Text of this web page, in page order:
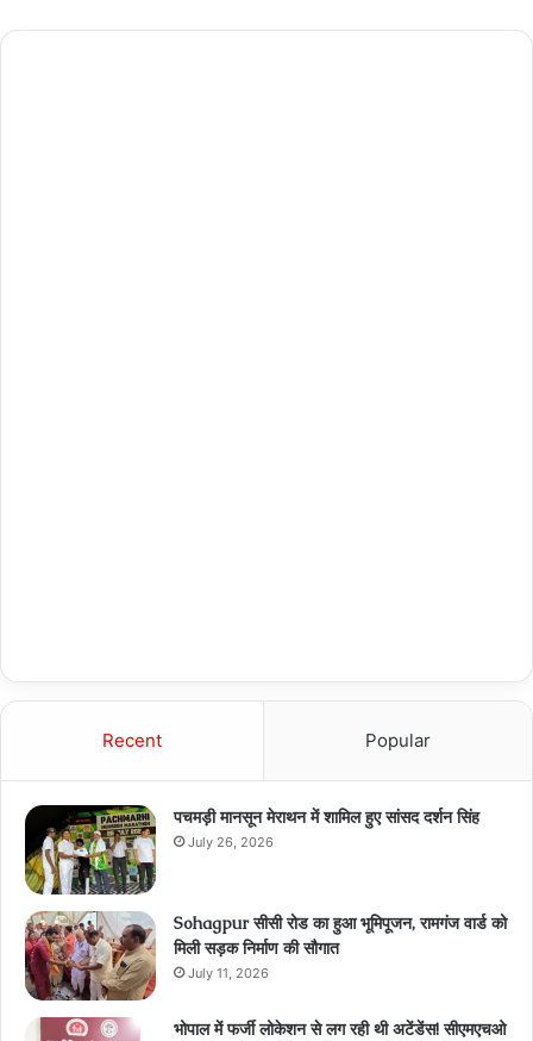
Recent Popular
पचमड़ी मानसून मेराथन में शामिल हुए सांसद दर्शन सिंह
July 26, 2026
Sohagpur सीसी रोड का हुआ भूमिपूजन, रामगंज वार्ड को
मिली सड़क निर्माण की सौगात
July 11, 2026
भोपाल में फर्जी लोकेशन से लग रही थी अटेंडेंस! सीएमएचओ